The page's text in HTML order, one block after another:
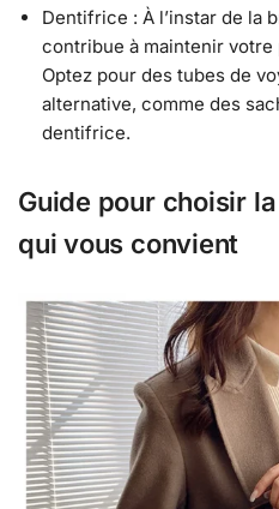
Dentifrice : À l’instar de la
contribue à maintenir
Optez pour des tubes de
alternative, comme des
dentifrice.
Guide pour choisir
qui vous convient